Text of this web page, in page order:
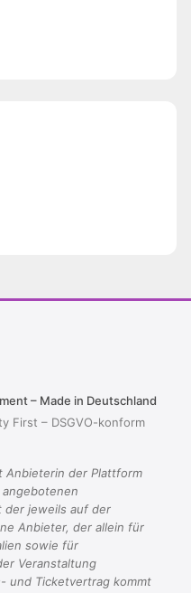
– Made in Deutschland
First – DSGVO-konform
Anbieterin der Plattform
der jeweils auf der
Anbieter, der allein für
sowie für
Veranstaltung
und Ticketvertrag kommt